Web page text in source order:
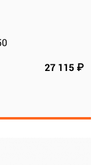
27 115 ₽